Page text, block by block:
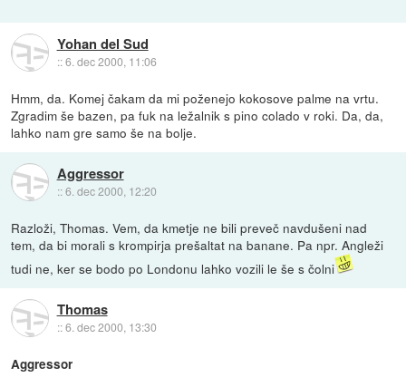
Yohan del Sud
::6. dec 2000, 11:06
Hmm, da. Komej čakam da mi poženejo kokosove palme na vrtu.
Zgradim še bazen, pa fuk na ležalnik s pino colado v roki. Da, da,
lahko nam gre samo še na bolje.
Aggressor
::6. dec 2000, 12:20
Razloži, Thomas. Vem, da kmetje ne bili preveč navdušeni nad
tem, da bi morali s krompirja prešaltat na banane. Pa npr. Angleži
tudi ne, ker se bodo po Londonu lahko vozili le še s čolni
Thomas
::6. dec 2000, 13:30
Aggressor